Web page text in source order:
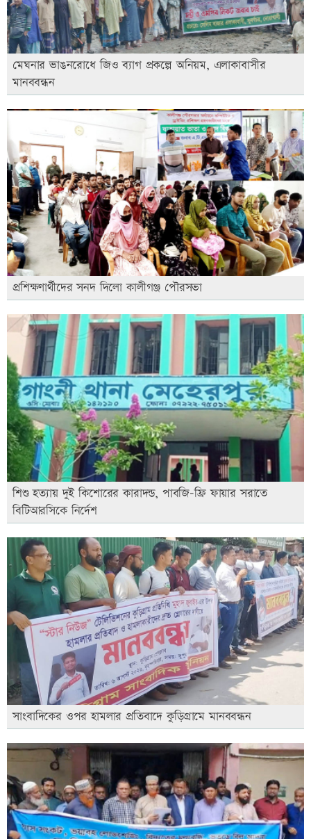
মেঘনার ভাঙনরোধে জিও ব্যাগ প্রকল্পে অনিয়ম, এলাকাবাসীর
মানববন্ধন
প্রশিক্ষণার্থীদের সনদ দিলো কালীগঞ্জ পৌরসভা
শিশু হত্যায় দুই কিশোরের কারাদন্ড, পাবজি-ফ্রি ফায়ার সরাতে
বিটিআরসিকে নির্দেশ
সাংবাদিকের ওপর হামলার প্রতিবাদে কুড়িগ্রামে মানববন্ধন